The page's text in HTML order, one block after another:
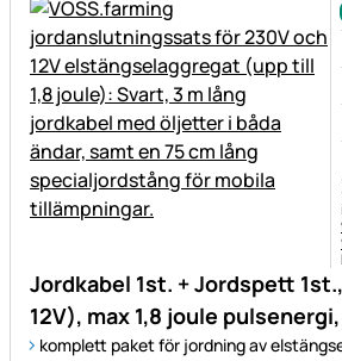
Jordkabel 1st. + Jordspett
12V), max 1,8 joule
komplett paket för jordning av